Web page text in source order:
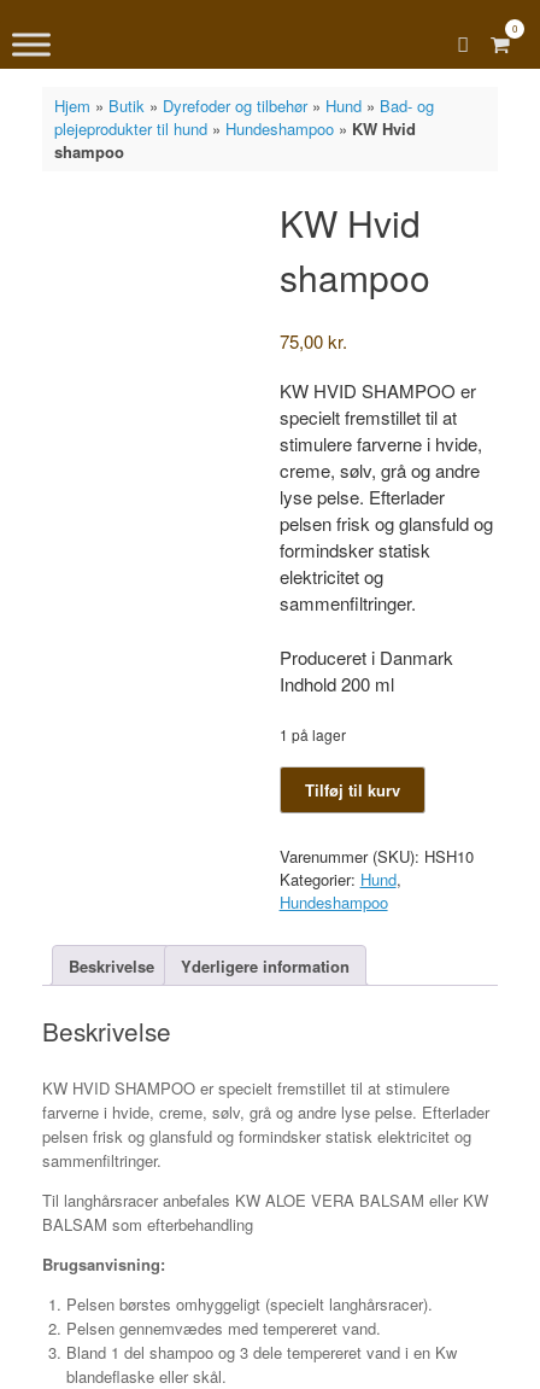
View
0
Hjem » Butik» Dyrefoder og tilbehør» Hund» Bad- og
plejeprodukter til hund» Hundeshampoo» KW Hvid
shampoo
KW Hvid
shampoo
75,00kr.
KW HVID SHAMPOO er
specielt fremstillet til at
stimulere farverne i hvide,
creme, sølv, grå og andre
lyse pelse. Efterlader
pelsen frisk og glansfuld og
formindsker statisk
elektricitet og
sammenfiltringer.
Produceret i Danmark
Indhold 200 ml
1 på lager
KW
Hvid
antal
Tilføj til kurv
Varenummer (SKU): HSH10
Kategorier: Hund,
Hundeshampoo
Beskrivelse Yderligere information
Beskrivelse
KW HVID SHAMPOO er specielt fremstillet til at stimulere
farverne i hvide, creme, sølv, grå og andre lyse pelse. Efterlader
pelsen frisk og glansfuld og formindsker statisk elektricitet og
sammenfiltringer.
Til langhårsracer anbefales KW ALOE VERA BALSAM eller KW
BALSAM som efterbehandling
Brugsanvisning:
Pelsen børstes omhyggeligt (specielt langhårsracer).
Pelsen gennemvædes med tempereret vand.
Bland 1 del shampoo og 3 dele tempereret vand i en Kw
blandeflaske eller skål.